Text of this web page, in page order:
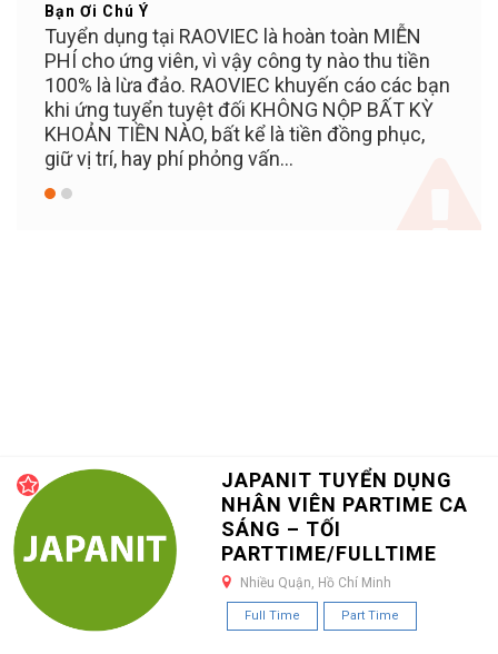
Bạn Ơi Chú Ý
Tuyển dụng tại RAOVIEC là hoàn toàn MIỄN
PHÍ cho ứng viên, vì vậy công ty nào thu tiền
100% là lừa đảo. RAOVIEC khuyến cáo các bạn
khi ứng tuyển tuyệt đối KHÔNG NỘP BẤT KỲ
KHOẢN TIỀN NÀO, bất kể là tiền đồng phục,
giữ vị trí, hay phí phỏng vấn...
JAPANIT TUYỂN DỤNG
NHÂN VIÊN PARTIME CA
SÁNG – TỐI
PARTTIME/FULLTIME
Nhiều Quận, Hồ Chí Minh
Full Time Part Time